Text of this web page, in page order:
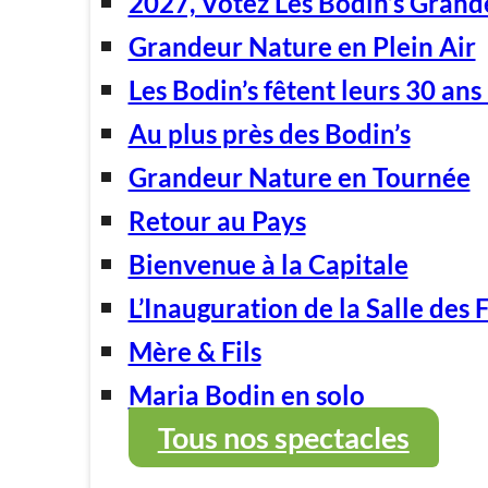
Grandeur Nature en Plein Air
Les Bodin’s fêtent leurs 30 ans
Au plus près des Bodin’s
Grandeur Nature en Tournée
Retour au Pays
Bienvenue à la Capitale
L’Inauguration de la Salle des
Mère & Fils
Maria Bodin en solo
Tous nos spectacles